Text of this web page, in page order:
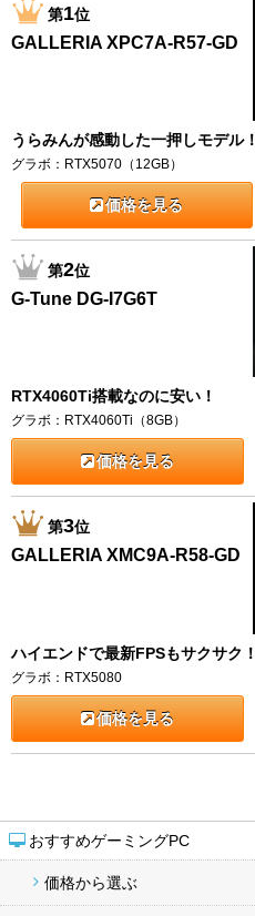
おすすめゲーミングPC
価格から選ぶ
第1位
GALLERIA XPC7A-R57-GD
うらみんが感動した一押しモデル！
グラボ：RTX5070（12GB）
価格を見る
第2位
G-Tune DG-I7G6T
RTX4060Ti搭載なのに安い！
グラボ：RTX4060Ti（8GB）
価格を見る
第3位
GALLERIA XMC9A-R58-GD
ハイエンドで最新FPSもサクサク！
グラボ：RTX5080
価格を見る